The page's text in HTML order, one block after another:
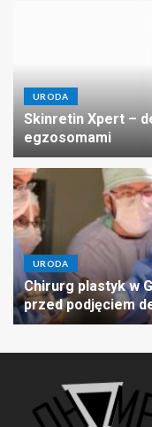
URODA
Skinretin Xpert –
egzosomami
URODA
Chirurg plastyk w
przed podjęciem